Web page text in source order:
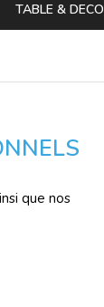
TABLE & DECO
que nos